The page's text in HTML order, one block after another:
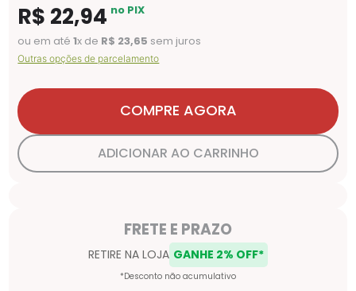
R$ 22,94 no PIX
ou em até1x de R$ 23,65 sem juros
Outras opções de parcelamento
COMPRE AGORA
ADICIONAR AO CARRINHO